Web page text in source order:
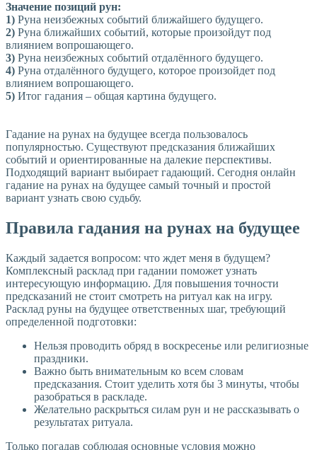
Значение позиций рун:
1) Руна неизбежных событий ближайшего будущего.
2) Руна ближайших событий, которые произойдут под
влиянием вопрошающего.
3) Руна неизбежных событий отдалённого будущего.
4) Руна отдалённого будущего, которое произойдет под
влиянием вопрошающего.
5) Итог гадания – общая картина будущего.
Гадание на рунах на будущее всегда пользовалось
популярностью. Существуют предсказания ближайших
событий и ориентированные на далекие перспективы.
Подходящий вариант выбирает гадающий. Сегодня онлайн
гадание на рунах на будущее самый точный и простой
вариант узнать свою судьбу.
Правила гадания на рунах на будущее
Каждый задается вопросом: что ждет меня в будущем?
Комплексный расклад при гадании поможет узнать
интересующую информацию. Для повышения точности
предсказаний не стоит смотреть на ритуал как на игру.
Расклад руны на будущее ответственных шаг, требующий
определенной подготовки:
Нельзя проводить обряд в воскресенье или религиозные
праздники.
Важно быть внимательным ко всем словам
предсказания. Стоит уделить хотя бы 3 минуты, чтобы
разобраться в раскладе.
Желательно раскрыться силам рун и не рассказывать о
результатах ритуала.
Только погадав соблюдая основные условия можно